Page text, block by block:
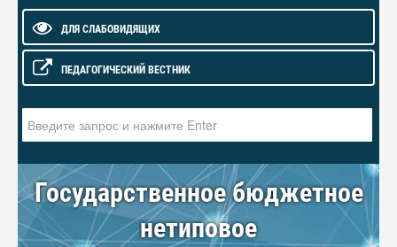
ДЛЯ СЛАБОВИДЯЩИХ
ПЕДАГОГИЧЕСКИЙ ВЕСТНИК
Государственное бюджетное
нетиповое